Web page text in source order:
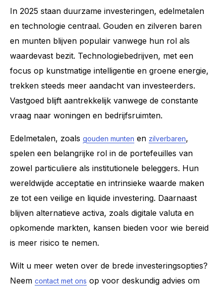
In 2025 staan duurzame investeringen, edelmetalen
en technologie centraal. Gouden en zilveren baren
en munten blijven populair vanwege hun rol als
waardevast bezit. Technologiebedrijven, met een
focus op kunstmatige intelligentie en groene energie,
trekken steeds meer aandacht van investeerders.
Vastgoed blijft aantrekkelijk vanwege de constante
vraag naar woningen en bedrijfsruimten.
Edelmetalen, zoals gouden munten en zilverbaren,
spelen een belangrijke rol in de portefeuilles van
zowel particuliere als institutionele beleggers. Hun
wereldwijde acceptatie en intrinsieke waarde maken
ze tot een veilige en liquide investering. Daarnaast
blijven alternatieve activa, zoals digitale valuta en
opkomende markten, kansen bieden voor wie bereid
is meer risico te nemen.
Wilt u meer weten over de brede investeringsopties?
Neem contact met ons op voor deskundig advies om